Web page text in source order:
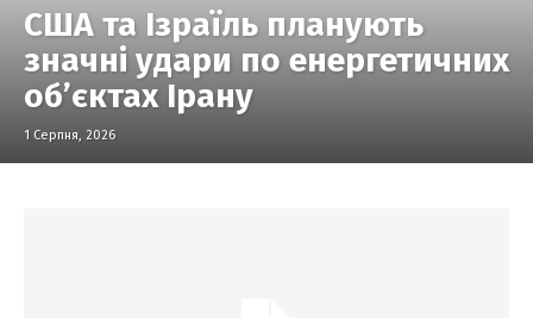
США та Ізраїль планують
значні удари по енергетичних
об’єктах Ірану
1 Серпня, 2026